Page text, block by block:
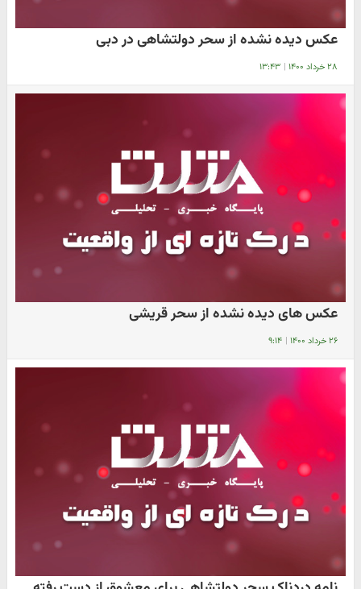
عکس دیده نشده از سحر دولتشاهی در دبی
۲۸ خرداد ۱۴۰۰ | ۱۳:۴۳
عکس های دیده نشده از سحر قریشی
۲۶ خرداد ۱۴۰۰ | ۹:۱۴